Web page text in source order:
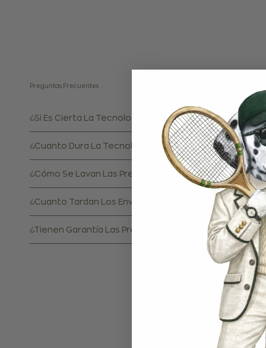
Preguntas Frecuentes
¿Si Es Cierta La Tecnología Antimanchas?
¿Cuanto Dura La Tecnología Antimanchas?
¿Cómo Se Lavan Las Prendas?
¿Cuanto Tardan Los Envíos?
¿Tienen Garantía Las Prendas?